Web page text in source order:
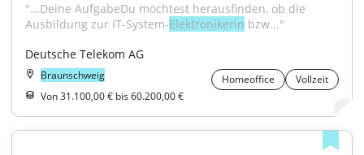
"...Deine AufgabeDu möchtest herausfinden, ob die
Ausbildung zur IT-System-Elektronikerin bzw..."
Deutsche Telekom AG
Braunschweig Homeoffice
Vollzeit
Von 31.100,00 € bis 60.200,00 €